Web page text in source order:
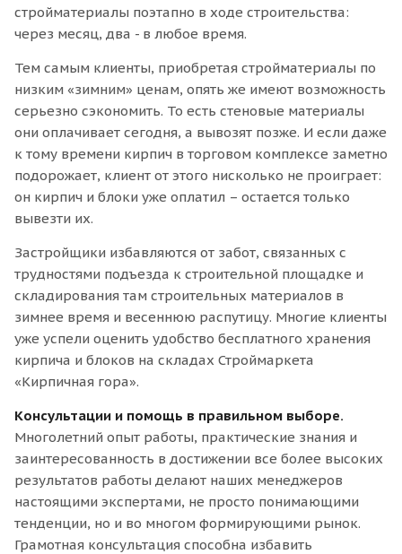
стройматериалы поэтапно в ходе строительства:
через месяц, два - в любое время.
Тем самым клиенты, приобретая стройматериалы по
низким «зимним» ценам, опять же имеют возможность
серьезно сэкономить. То есть стеновые материалы
они оплачивает сегодня, а вывозят позже. И если даже
к тому времени кирпич в торговом комплексе заметно
подорожает, клиент от этого нисколько не проиграет:
он кирпич и блоки уже оплатил – остается только
вывезти их.
Застройщики избавляются от забот, связанных с
трудностями подъезда к строительной площадке и
складирования там строительных материалов в
зимнее время и весеннюю распутицу. Многие клиенты
уже успели оценить удобство бесплатного хранения
кирпича и блоков на складах Строймаркета
«Кирпичная гора».
Консультации и помощь в правильном выборе.
Многолетний опыт работы, практические знания и
заинтересованность в достижении все более высоких
результатов работы делают наших менеджеров
настоящими экспертами, не просто понимающими
тенденции, но и во многом формирующими рынок.
Грамотная консультация способна избавить